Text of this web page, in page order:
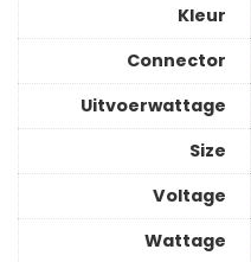
Kleur
Connector
Uitvoerwattage
Size
Voltage
Wattage